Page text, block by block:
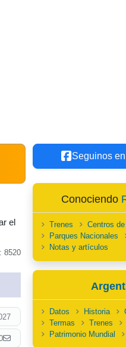
el
8520
Seguinos
Conociendo
Trenes
Centros
Parques Nacionales
Notas y artículos
Datos Historia
Termas
Trenes
Patrimonio Mundial